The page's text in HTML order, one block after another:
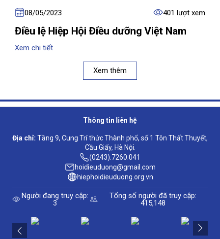
08/05/2023 401 lượt xem
Điều lệ Hiệp Hội Điều dưỡng Việt Nam
Xem chi tiết
Xem thêm
Thông tin liên hệ
Địa chỉ: Tầng 9, Cung Trí thức Thành phố, số 1 Tôn Thất Thuyết,
Cầu Giấy, Hà Nội.
(0243).7260.041
hoidieuduong@gmail.com
hiephoidieuduong.org.vn
Người đang truy cập:
3
Tổng số người đã truy cập:
415,148